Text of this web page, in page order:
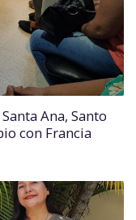
Ana, Santo
con Francia